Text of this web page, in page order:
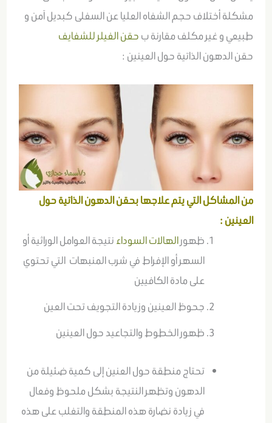
مشكلة أختلاف حجم الشفاه العليا عن السفلى كبديل آمن و
طبيعي و غير مكلف مقارنة ب حقن الفيلر للشفايف
حقن الدهون الذاتية حول العينين :
من المشاكل التي يتم علاجها بحقن الدهون الذاتية حول
العينين :
ظهورالهالات السوداء نتيجة العوامل الوراثية أو
السهر أو الإفراط في شرب المنبهات التي تحتوي
على مادة الكافيين
جحوظ العينين وزيادة التجويف تحت العين
ظهور الخطوط والتجاعيد حول العينين
تحتاج منطقة حول العنين إلى كمية ضئيلة من
الدهون وتظهر النتيجة بشكل ملحوظ وفعال
في زيادة نضارة هذه المنطقة والتغلب على هذه